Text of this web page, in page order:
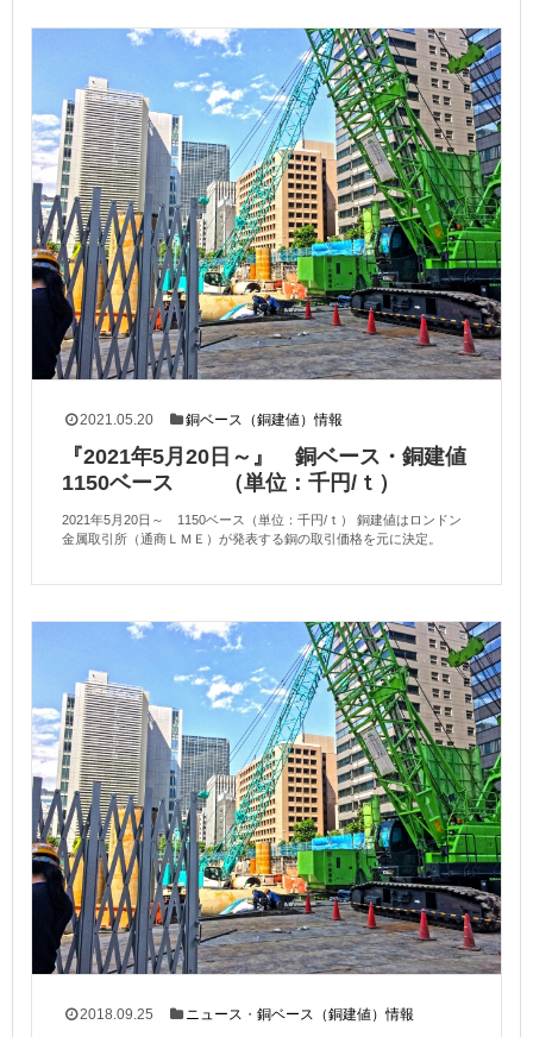
2021.05.20 銅ベース（銅建値）情報
『2021年5月20日～』 銅ベース・銅建値
1150ベース （単位：千円/ｔ）
2021年5月20日～ 1150ベース（単位：千円/ｔ） 銅建値はロンドン
金属取引所（通商ＬＭＥ）が発表する銅の取引価格を元に決定。
2018.09.25 ニュース ・銅ベース（銅建値）情報